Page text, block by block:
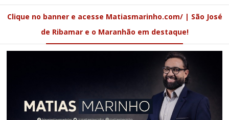
Clique no banner e acesse Matiasmarinho.com/ | São José
de Ribamar e o Maranhão em destaque!